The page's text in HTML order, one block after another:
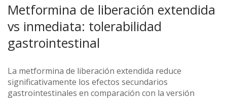
Metformina de liberación extendida
vs inmediata: tolerabilidad
gastrointestinal
La metformina de liberación extendida reduce
significativamente los efectos secundarios
gastrointestinales en comparación con la versión